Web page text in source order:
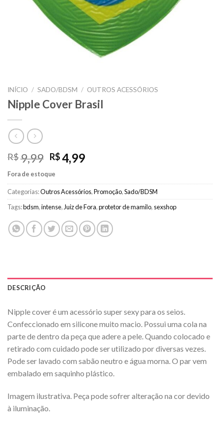
INÍCIO / SADO/BDSM / OUTROS ACESSÓRIOS
Nipple Cover Brasil
R$9,99 O
preço
original
era:
R$9,99.
R$4,99O
atual
é:
R$4,99.
Fora de estoque
Categorias:Outros Acessórios,Promoção,Sado/BDSM
Tags:bdsm,intense,Juiz de Fora,protetor de mamilo, sexshop
DESCRIÇÃO
Nipple cover é um acessório super sexy para os seios.
Confeccionado em silicone muito macio. Possui uma cola na
parte de dentro da peça que adere a pele. Quando colocado e
retirado com cuidado pode ser utilizado por diversas vezes.
Pode ser lavado com sabão neutro e água morna. O par vem
embalado em saquinho plástico.
Imagem ilustrativa. Peça pode sofrer alteração na cor devido
à iluminação.